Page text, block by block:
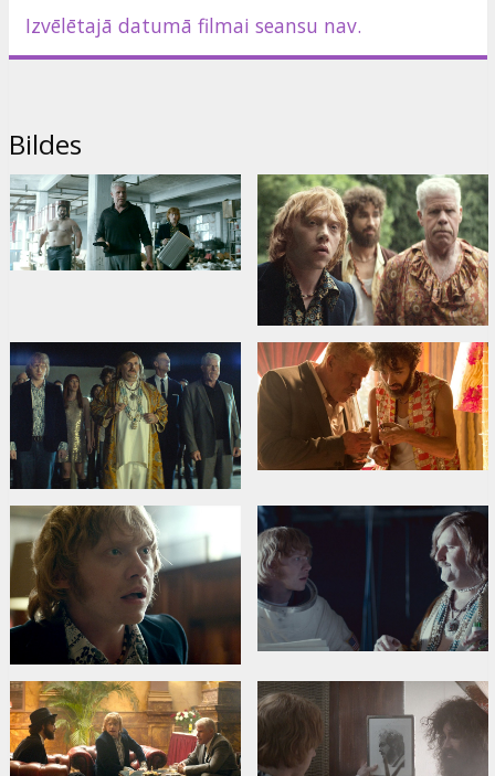
Izvēlētajā datumā filmai seansu nav.
Bildes